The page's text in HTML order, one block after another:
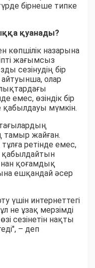
бірнеше типке
қуанады?
көпшілік назарына
жағымсыз
сезінудің бір
айтуынша, олар
емес, өзіндік бір
қабылдауы мүмкін.
тамыр жайған.
ретінде емес,
қабылдайтын
қоғамдық
ешқандай әсер
үшін интернеттегі
не ұзақ мерзімді
сезінетін нақты
– деп